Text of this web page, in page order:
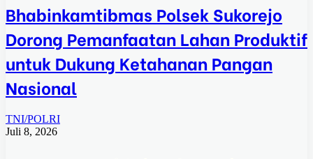
Bhabinkamtibmas Polsek Sukorejo
Dorong Pemanfaatan Lahan Produktif
untuk Dukung Ketahanan Pangan
Nasional
TNI/POLRI
Juli 8, 2026